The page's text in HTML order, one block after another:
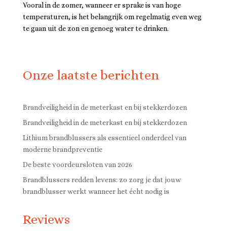
Vooral in de zomer, wanneer er sprake is van hoge
temperaturen, is het belangrijk om regelmatig even weg
te gaan uit de zon en genoeg water te drinken.
Onze laatste berichten
Brandveiligheid in de meterkast en bij stekkerdozen
Brandveiligheid in de meterkast en bij stekkerdozen
Lithium brandblussers als essentieel onderdeel van
moderne brandpreventie
De beste voordeursloten van 2026
Brandblussers redden levens: zo zorg je dat jouw
brandblusser werkt wanneer het écht nodig is
Reviews